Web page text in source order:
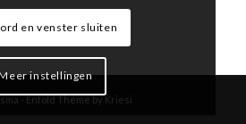
-Enfold Theme by Kriesi
en venster sluiten
instellingen